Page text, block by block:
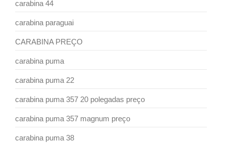
carabina 44
carabina paraguai
CARABINA PREÇO
carabina puma
carabina puma 22
carabina puma 357 20 polegadas preço
carabina puma 357 magnum preço
carabina puma 38